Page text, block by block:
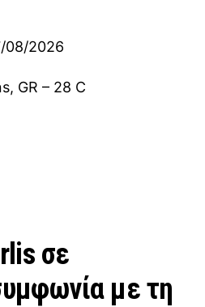
08/2026
GR – 28 C
σε
με τη